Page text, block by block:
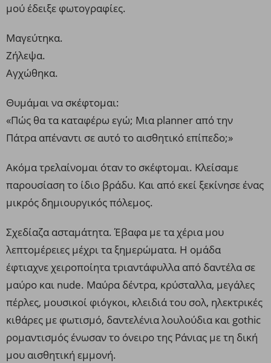
μού έδειξε φωτογραφίες.
Μαγεύτηκα.
Ζήλεψα.
Αγχώθηκα.
Θυμάμαι να σκέφτομαι:
«Πώς θα τα καταφέρω εγώ; Μια planner από την
Πάτρα απέναντι σε αυτό το αισθητικό επίπεδο;»
Ακόμα τρελαίνομαι όταν το σκέφτομαι. Κλείσαμε
παρουσίαση το ίδιο βράδυ. Και από εκεί ξεκίνησε ένας
μικρός δημιουργικός πόλεμος.
Σχεδίαζα ασταμάτητα. Έβαφα με τα χέρια μου
λεπτομέρειες μέχρι τα ξημερώματα. Η ομάδα
έφτιαχνε χειροποίητα τριαντάφυλλα από δαντέλα σε
μαύρο και nude. Μαύρα δέντρα, κρύσταλλα, μεγάλες
πέρλες, μουσικοί φιόγκοι, κλειδιά του σολ, ηλεκτρικές
κιθάρες με φωτισμό, δαντελένια λουλούδια και gothic
ρομαντισμός ένωσαν το όνειρο της Ράνιας με τη δική
μου αισθητική εμμονή.